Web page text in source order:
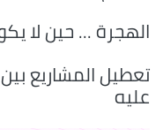
الهجرة ... حين لا
تعطيل المشاريع
عليه